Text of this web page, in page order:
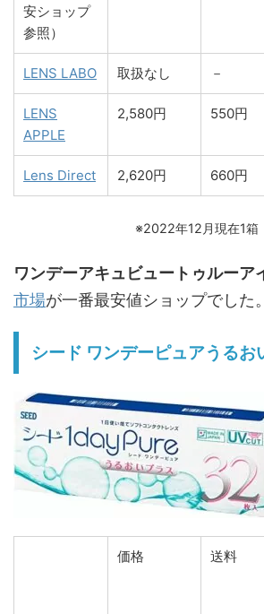
安ショップ
参照）
LENS LABO 取扱なし －
LENS
APPLE
2,580円 550円
Lens Direct 2,620円 660円
※2022年12月現在1箱
ワンデーアキュビュートゥルーア
市場が一番最安値ショップでした。
シード ワンデーピュアうるお
価格 送料